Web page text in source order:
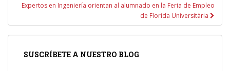
Expertos en Ingeniería orientan al alumnado en la Feria de Empleo
de Florida Universitària
SUSCRÍBETE A NUESTRO BLOG